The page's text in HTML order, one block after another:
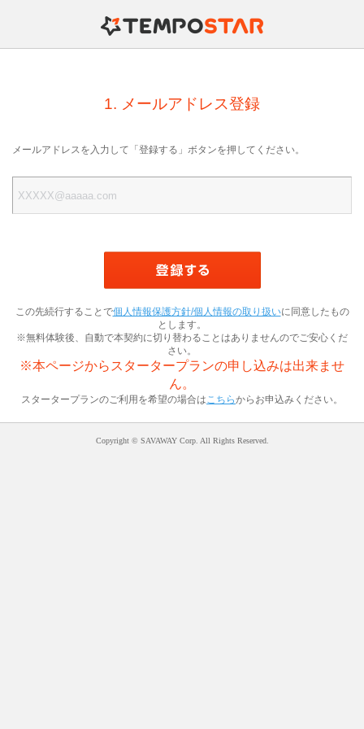
1. メールアドレス登録
メールアドレスを入力して「登録する」ボタンを押してください。
この先続行することで個人情報保護方針/個人情報の取り扱いに同意したもの
とします。
※無料体験後、自動で本契約に切り替わることはありませんのでご安心くだ
さい。
※本ページからスタータープランの申し込みは出来ませ
ん。
スタータープランのご利用を希望の場合はこちらからお申込みください。
Copyright © SAVAWAY Corp. All Rights Reserved.